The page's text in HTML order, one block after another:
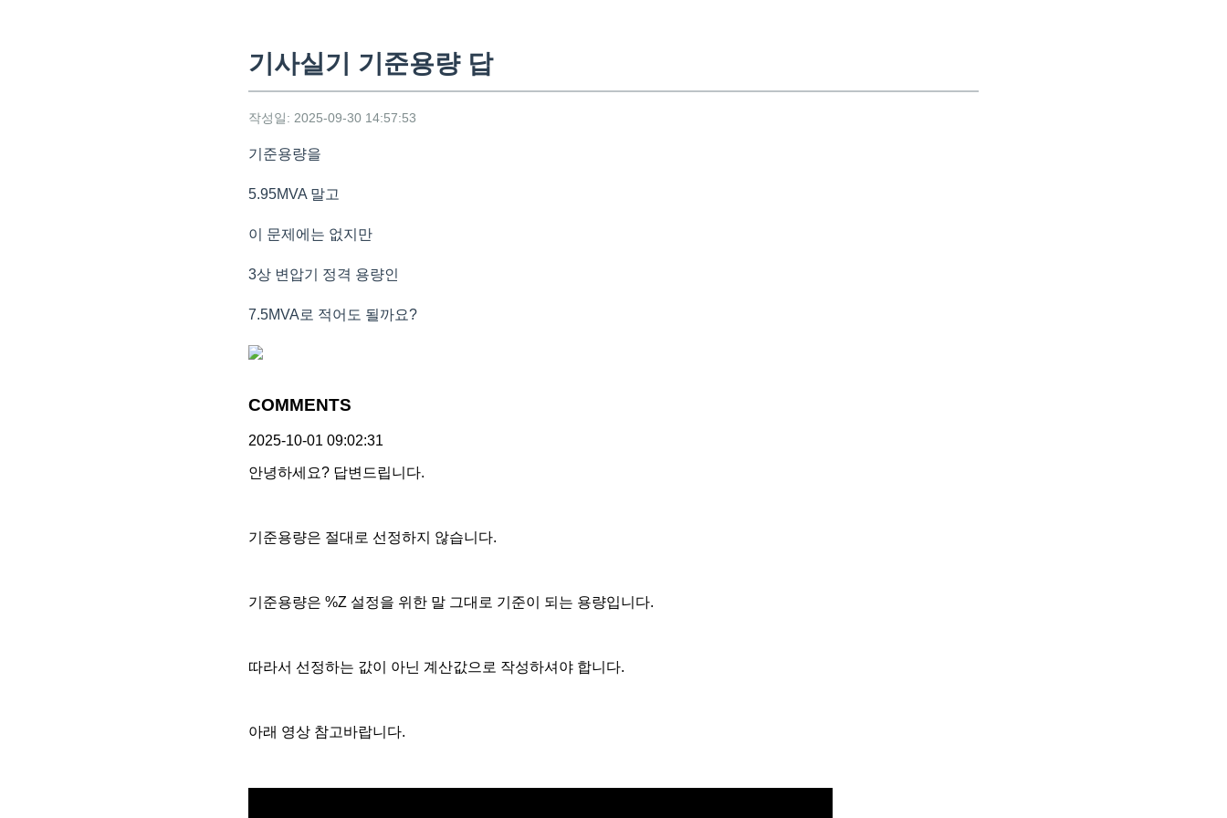
기사실기 기준용량 답
작성일: 2025-09-30 14:57:53
기준용량을
5.95MVA 말고
이 문제에는 없지만
3상 변압기 정격 용량인
7.5MVA로 적어도 될까요?
COMMENTS
2025-10-01 09:02:31
안녕하세요? 답변드립니다.
기준용량은 절대로 선정하지 않습니다.
기준용량은 %Z 설정을 위한 말 그대로 기준이 되는 용량입니다.
따라서 선정하는 값이 아닌 계산값으로 작성하셔야 합니다.
아래 영상 참고바랍니다.